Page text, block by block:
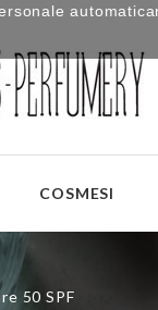
COSMESI
50 SPF